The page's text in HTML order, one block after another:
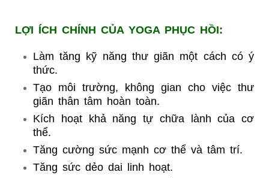
LỢI ÍCH CHÍNH CỦA YOGA PHỤC HỒI:
Làm tăng kỹ năng thư giãn một cách có ý
thức.
Tạo môi trường, không gian cho việc thư
giãn thân tâm hoàn toàn.
Kích hoạt khả năng tự chữa lành của cơ
thể.
Tăng cường sức mạnh cơ thể và tâm trí.
Tăng sức dẻo dai linh hoạt.